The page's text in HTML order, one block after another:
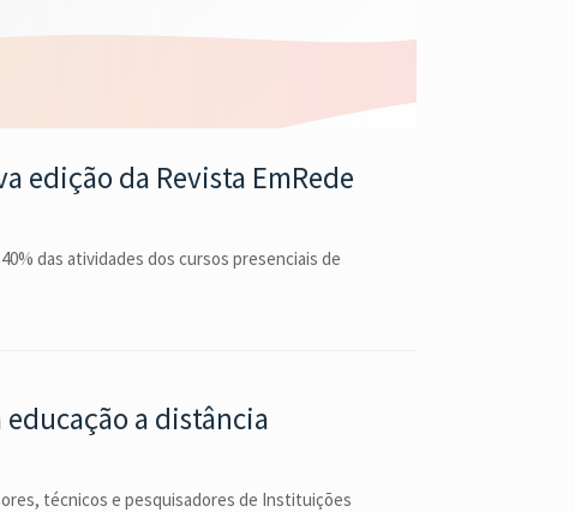
edição da Revista EmRede
das atividades dos cursos presenciais de
a distância
técnicos e pesquisadores de Instituições